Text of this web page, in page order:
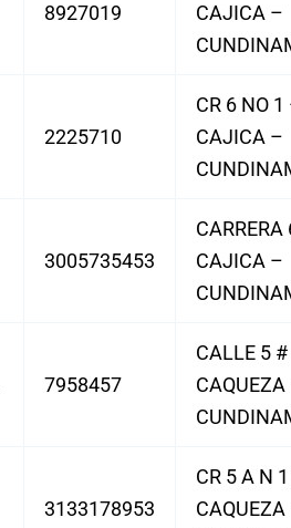
8927019
CAJICA –
2225710
CR 6 NO
CAJICA –
3005735453
CAJICA –
7958457
CALLE 5
CAQUEZA
3133178953
CR 5 A N
CAQUEZA